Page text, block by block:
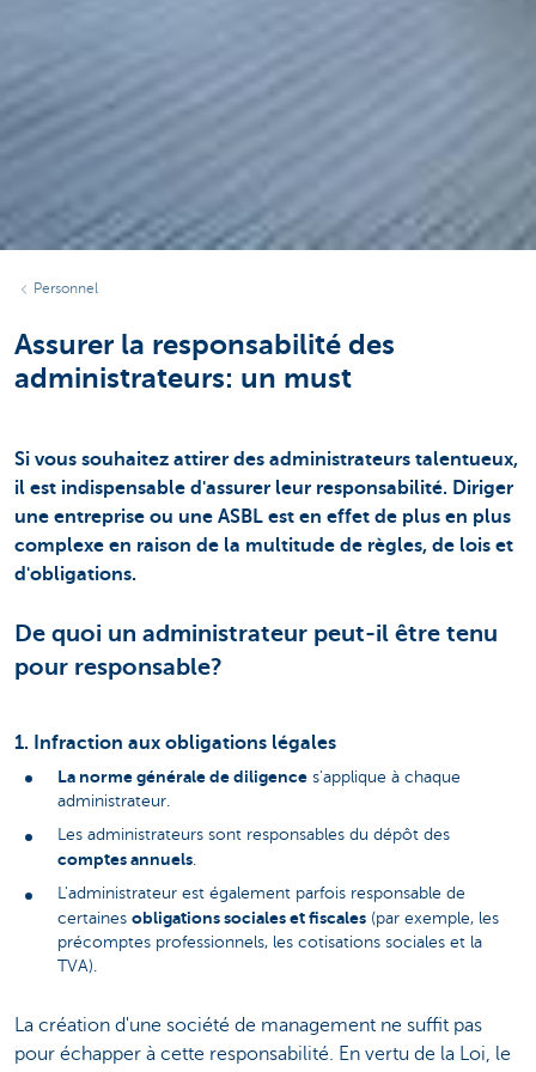
Personnel
Assurer la responsabilité des
administrateurs: un must
Si vous souhaitez attirer des administrateurs talentueux,
il est indispensable d'assurer leur responsabilité. Diriger
une entreprise ou une ASBL est en effet de plus en plus
complexe en raison de la multitude de règles, de lois et
d'obligations.
De quoi un administrateur peut-il être tenu
pour responsable?
1. Infraction aux obligations légales
La norme générale de diligence s'applique à chaque
administrateur.
Les administrateurs sont responsables du dépôt des
comptes annuels.
L'administrateur est également parfois responsable de
certaines obligations sociales et fiscales (par exemple, les
précomptes professionnels, les cotisations sociales et la
TVA).
La création d'une société de management ne suffit pas
pour échapper à cette responsabilité. En vertu de la Loi, le